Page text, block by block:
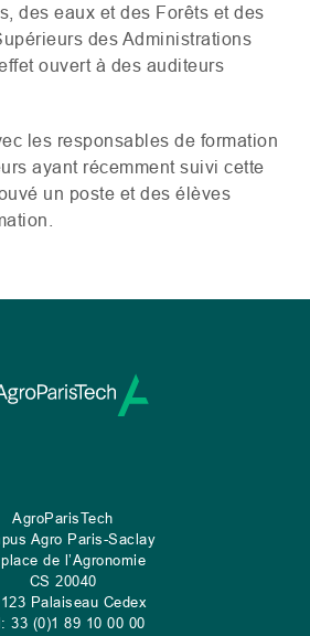
des eaux et des Forêts et des
des Administrations
ouvert à des auditeurs
les responsables de formation
ayant récemment suivi cette
un poste et des élèves
AgroParisTech
Agro Paris-Saclay
de l’Agronomie
CS 20040
Palaiseau Cedex
33 (0)1 89 10 00 00